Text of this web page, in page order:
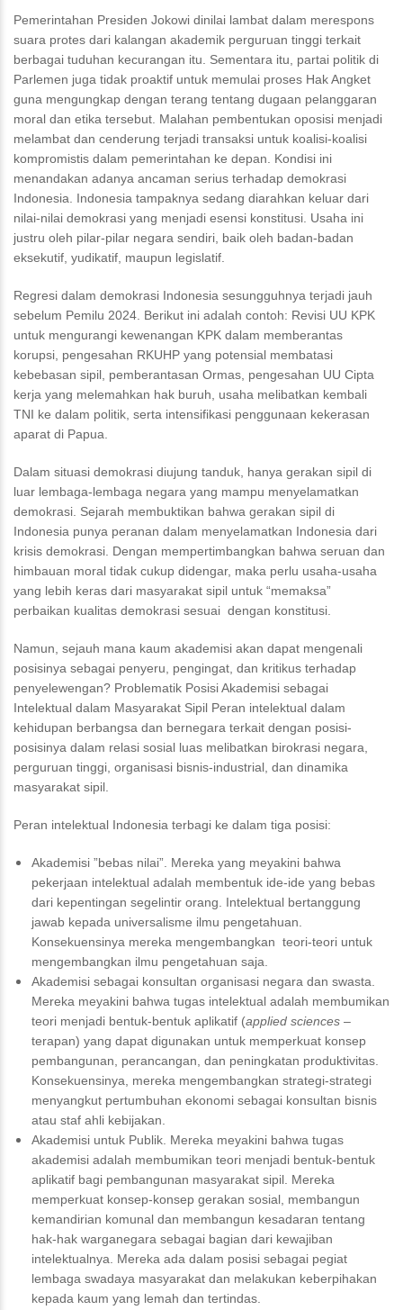
Pemerintahan Presiden Jokowi dinilai lambat dalam merespons
suara protes dari kalangan akademik perguruan tinggi terkait
berbagai tuduhan kecurangan itu. Sementara itu, partai politik di
Parlemen juga tidak proaktif untuk memulai proses Hak Angket
guna mengungkap dengan terang tentang dugaan pelanggaran
moral dan etika tersebut. Malahan pembentukan oposisi menjadi
melambat dan cenderung terjadi transaksi untuk koalisi-koalisi
kompromistis dalam pemerintahan ke depan. Kondisi ini
menandakan adanya ancaman serius terhadap demokrasi
Indonesia. Indonesia tampaknya sedang diarahkan keluar dari
nilai-nilai demokrasi yang menjadi esensi konstitusi. Usaha ini
justru oleh pilar-pilar negara sendiri, baik oleh badan-badan
eksekutif, yudikatif, maupun legislatif.
Regresi dalam demokrasi Indonesia sesungguhnya terjadi jauh
sebelum Pemilu 2024. Berikut ini adalah contoh: Revisi UU KPK
untuk mengurangi kewenangan KPK dalam memberantas
korupsi, pengesahan RKUHP yang potensial membatasi
kebebasan sipil, pemberantasan Ormas, pengesahan UU Cipta
kerja yang melemahkan hak buruh, usaha melibatkan kembali
TNI ke dalam politik, serta intensifikasi penggunaan kekerasan
aparat di Papua.
Dalam situasi demokrasi diujung tanduk, hanya gerakan sipil di
luar lembaga-lembaga negara yang mampu menyelamatkan
demokrasi. Sejarah membuktikan bahwa gerakan sipil di
Indonesia punya peranan dalam menyelamatkan Indonesia dari
krisis demokrasi. Dengan mempertimbangkan bahwa seruan dan
himbauan moral tidak cukup didengar, maka perlu usaha-usaha
yang lebih keras dari masyarakat sipil untuk “memaksa”
perbaikan kualitas demokrasi sesuai dengan konstitusi.
Namun, sejauh mana kaum akademisi akan dapat mengenali
posisinya sebagai penyeru, pengingat, dan kritikus terhadap
penyelewengan? Problematik Posisi Akademisi sebagai
Intelektual dalam Masyarakat Sipil Peran intelektual dalam
kehidupan berbangsa dan bernegara terkait dengan posisi-
posisinya dalam relasi sosial luas melibatkan birokrasi negara,
perguruan tinggi, organisasi bisnis-industrial, dan dinamika
masyarakat sipil.
Peran intelektual Indonesia terbagi ke dalam tiga posisi:
Akademisi ”bebas nilai”. Mereka yang meyakini bahwa
pekerjaan intelektual adalah membentuk ide-ide yang bebas
dari kepentingan segelintir orang. Intelektual bertanggung
jawab kepada universalisme ilmu pengetahuan.
Konsekuensinya mereka mengembangkan teori-teori untuk
mengembangkan ilmu pengetahuan saja.
Akademisi sebagai konsultan organisasi negara dan swasta.
Mereka meyakini bahwa tugas intelektual adalah membumikan
teori menjadi bentuk-bentuk aplikatif (applied sciences –
terapan) yang dapat digunakan untuk memperkuat konsep
pembangunan, perancangan, dan peningkatan produktivitas.
Konsekuensinya, mereka mengembangkan strategi-strategi
menyangkut pertumbuhan ekonomi sebagai konsultan bisnis
atau staf ahli kebijakan.
Akademisi untuk Publik. Mereka meyakini bahwa tugas
akademisi adalah membumikan teori menjadi bentuk-bentuk
aplikatif bagi pembangunan masyarakat sipil. Mereka
memperkuat konsep-konsep gerakan sosial, membangun
kemandirian komunal dan membangun kesadaran tentang
hak-hak warganegara sebagai bagian dari kewajiban
intelektualnya. Mereka ada dalam posisi sebagai pegiat
lembaga swadaya masyarakat dan melakukan keberpihakan
kepada kaum yang lemah dan tertindas.